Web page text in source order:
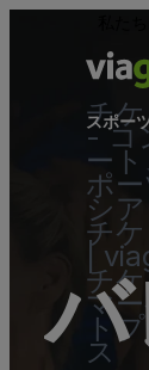
チケ
- コ
ー
ポー
シ
チケ
|
チケ
マ
ト
ス
スポー